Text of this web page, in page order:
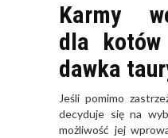
Karmy
dla kotów
dawka
Jeśli pomimo
decyduje się na
możliwość jej